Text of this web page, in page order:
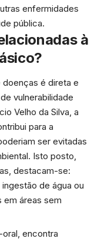
enfermidades
pública.
à
é direta e
vulnerabilidade
Velho da Silva, a
para a
ser evitadas
Isto posto,
destacam-se:
de água ou
em áreas sem
encontra